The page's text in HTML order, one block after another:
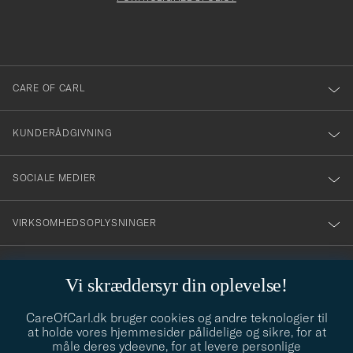
Vi skræddersyr din oplevelse!
CareOfCarl.dk bruger cookies og andre teknologier til
at holde vores hjemmesider pålidelige og sikre, for at
måle deres ydeevne, for at levere personlige
dig
till
vårt
nyhetsbrev!
CARE OF CARL
KUNDERÅDGIVNING
SOCIALE MEDIER
VIRKSOMHEDSOPLYSNINGER
info@careofcarl.dk
Behøver du hjælp til at finde din stil? Lad os hjælpe dig, vi hjælper
gerne til!